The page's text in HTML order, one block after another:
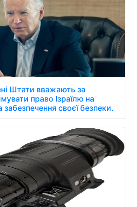
Штати вважають за
право Ізраїлю на
забезпечення своєї безпеки.